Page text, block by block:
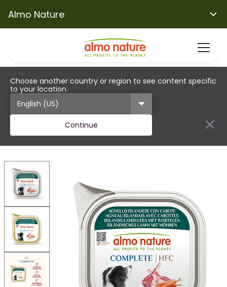
Almo Nature
Choose another country or region to see content specific
to your location.
Continue